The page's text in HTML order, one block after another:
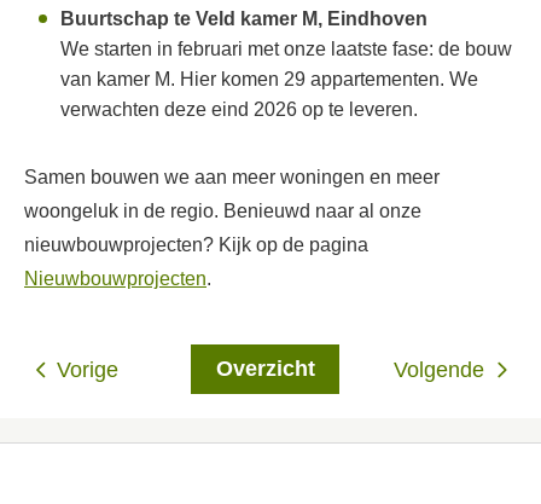
Buurtschap te Veld kamer M, Eindhoven
We starten in februari met onze laatste fase: de bouw
van kamer M. Hier komen 29 appartementen. We
verwachten deze eind 2026 op te leveren.
Samen bouwen we aan meer woningen en meer
woongeluk in de regio. Benieuwd naar al onze
nieuwbouwprojecten? Kijk op de pagina
Nieuwbouwprojecten.
Volgende
Overzicht
Vorige